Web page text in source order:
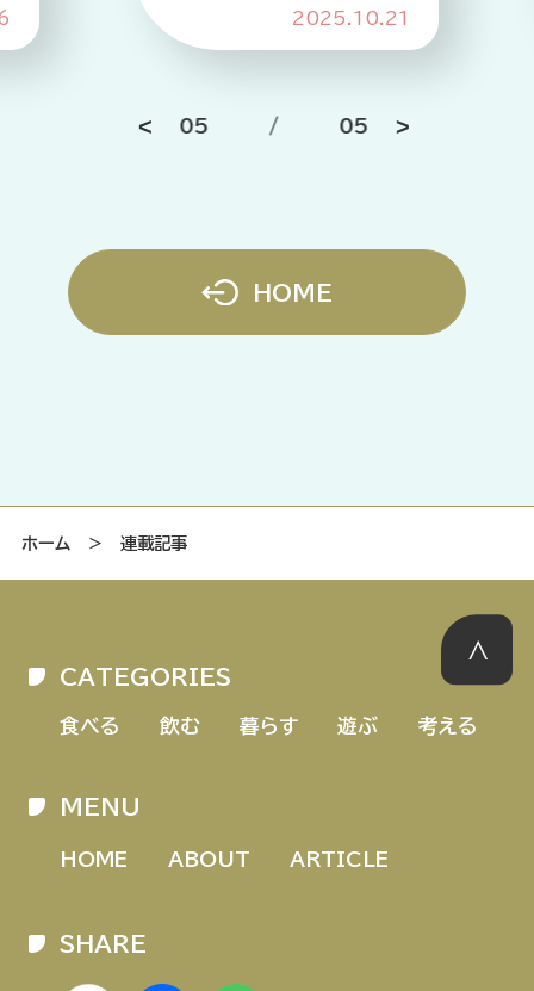
2025.10.21
05 / 05
HOME
ホーム＞ 連載記事
CATEGORIES
食べる 飲む 暮らす 遊ぶ 考える
MENU
HOME ABOUT ARTICLE
SHARE